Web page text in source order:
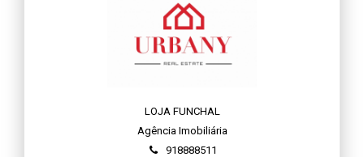
LOJA FUNCHAL
Agência Imobiliária
918888511